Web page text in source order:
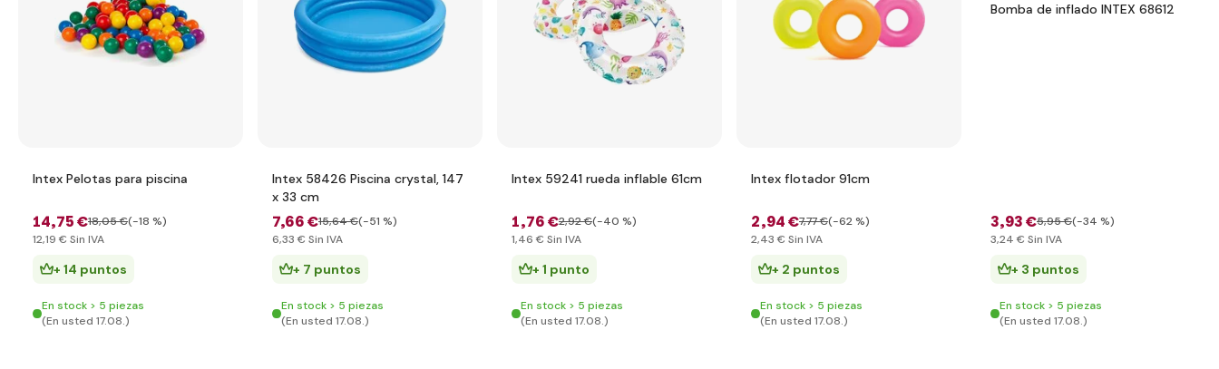
Intex Pelotas para piscina
14,75 €18,05 €(-18 %)
12,19 € Sin IVA
+ 14 puntos
En stock > 5 piezas
(En usted 17.08.)
Intex 58426 Piscina crystal, 147
x 33 cm
7,66 €15,64 €(-51 %)
6,33 € Sin IVA
+ 7 puntos
En stock > 5 piezas
(En usted 17.08.)
Intex 59241 rueda inflable 61cm
1,76 €2,92 €(-40 %)
1,46 € Sin IVA
+ 1 punto
En stock > 5 piezas
(En usted 17.08.)
Intex flotador 91cm
2,94 €7,77 €(-62 %)
2,43 € Sin IVA
+ 2 puntos
En stock > 5 piezas
(En usted 17.08.)
Bomba de inflado INTEX 68612
3,93 €5,95 €(-34 %)
3,24 € Sin IVA
+ 3 puntos
En stock > 5 piezas
(En usted 17.08.)